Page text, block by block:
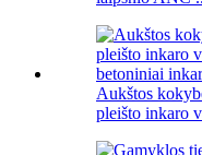
Aukštos
pleišto inkaro